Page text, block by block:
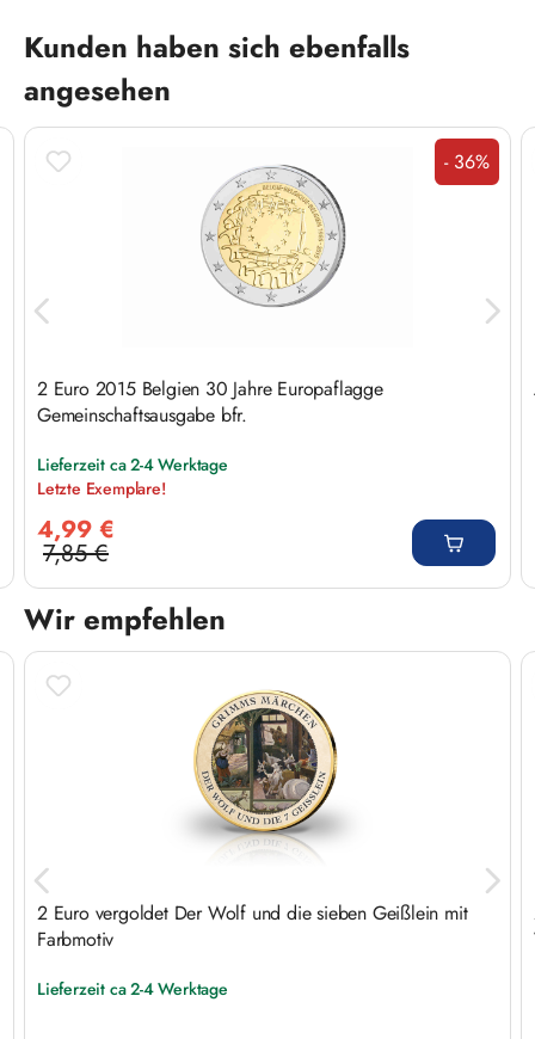
Produktgalerie überspringen
Kunden haben sich ebenfalls
angesehen
Rabatt
- 36%
2 Euro 2015 Belgien 30 Jahre Europaflagge
Gemeinschaftsausgabe bfr.
Lieferzeit ca 2-4 Werktage
Letzte Exemplare!
4,99 €
Regulärer Preis:
7,85 €
Wir empfehlen
Produktgalerie überspringen
2 Euro vergoldet Der Wolf und die sieben Geißlein mit
Farbmotiv
Lieferzeit ca 2-4 Werktage